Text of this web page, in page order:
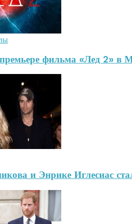
фильма «Лед 2» в
и Энрике Иглесиас